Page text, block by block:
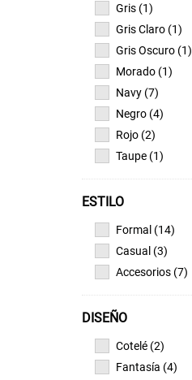
Gris (1)
Gris Claro (1)
Gris Oscuro (1)
Morado (1)
Navy (7)
Negro (4)
Rojo (2)
Taupe (1)
ESTILO
Formal (14)
Casual (3)
Accesorios (7)
DISEÑO
Cotelé (2)
Fantasía (4)